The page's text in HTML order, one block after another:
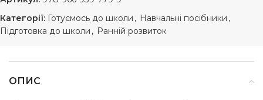
Категорії: Готуємось до школи , Навчальні посібники ,
Підготовка до школи , Ранній розвиток
ОПИС